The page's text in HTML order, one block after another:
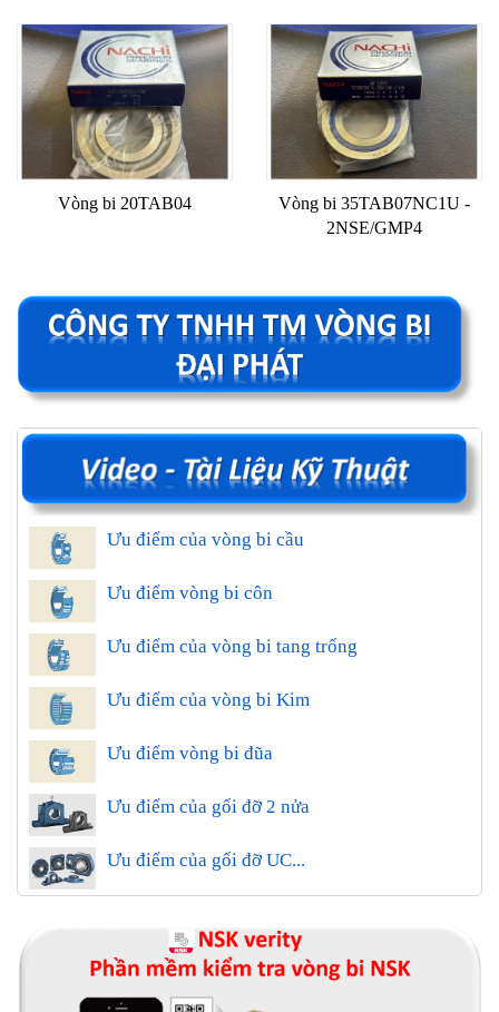
Vòng bi 20TAB04
Vòng bi 35TAB07NC1U -
2NSE/GMP4
Ưu điểm của vòng bi cầu
Ưu điểm vòng bi côn
Ưu điểm của vòng bi tang trống
Ưu điểm của vòng bi Kim
Ưu điểm vòng bi đũa
Ưu điểm của gối đỡ 2 nửa
Ưu điểm của gối đỡ UC...